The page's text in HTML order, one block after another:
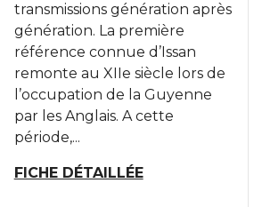
transmissions génération après
génération. La première
référence connue d’Issan
remonte au XIIe siècle lors de
l’occupation de la Guyenne
par les Anglais. A cette
période,...
FICHE DÉTAILLÉE